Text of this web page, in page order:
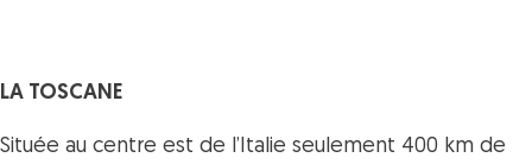
LA TOSCANE
Située au centre est de l’Italie seulement 400 km de